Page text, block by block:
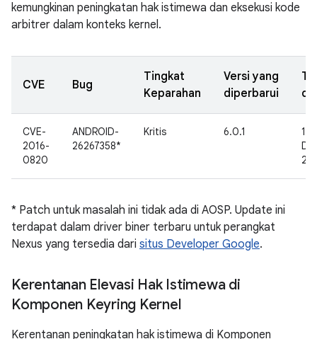
kemungkinan peningkatan hak istimewa dan eksekusi kode
arbitrer dalam konteks kernel.
CVE Bug
Tingkat
Keparahan
Versi yang
diperbarui
CVE-
2016-
0820
ANDROID-
26267358*
Kritis 6.0.1
18
* Patch untuk masalah ini tidak ada di AOSP. Update ini
terdapat dalam driver biner terbaru untuk perangkat
Nexus yang tersedia dari situs Developer Google.
Kerentanan Elevasi Hak Istimewa di
Komponen Keyring Kernel
Kerentanan peningkatan hak istimewa di Komponen